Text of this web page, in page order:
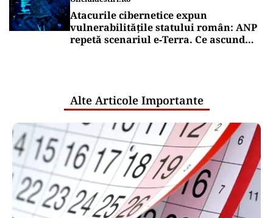
Atacurile cibernetice expun
vulnerabilitățile statului român: ANP
repetă scenariul e‑Terra. Ce ascund
Alte Articole Importante